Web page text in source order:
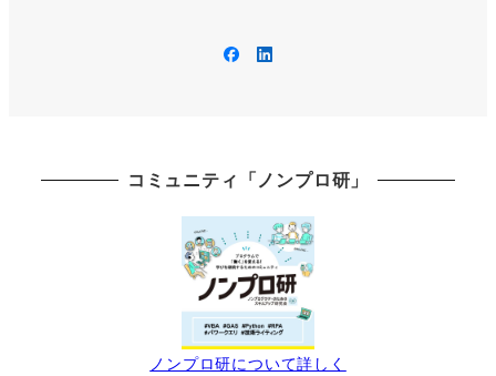
Facebook
LinkedIn
コミュニティ「ノンプロ研」
ノンプロ研について詳しく